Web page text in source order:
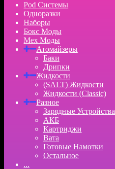
Pod Системы
Одноразки
Наборы
Бокс Моды
Мех Моды
Атомайзеры
Баки
Дрипки
Жидкости
(SALT) Жидкости
Жидкости (Classic)
Разное
Зарядные Устройства
АКБ
Картриджи
Вата
Готовые Намотки
Остальное
...